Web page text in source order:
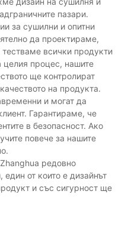
пазари.
за сушилни и опитни
да проектираме,
всички продукти
процес, нашите
ще контролират
на продукта.
и могат да
Гарантираме, че
в безопасност. Ако
повече за нашите
редовно
един от които е дизайнът
и със сигурност ще